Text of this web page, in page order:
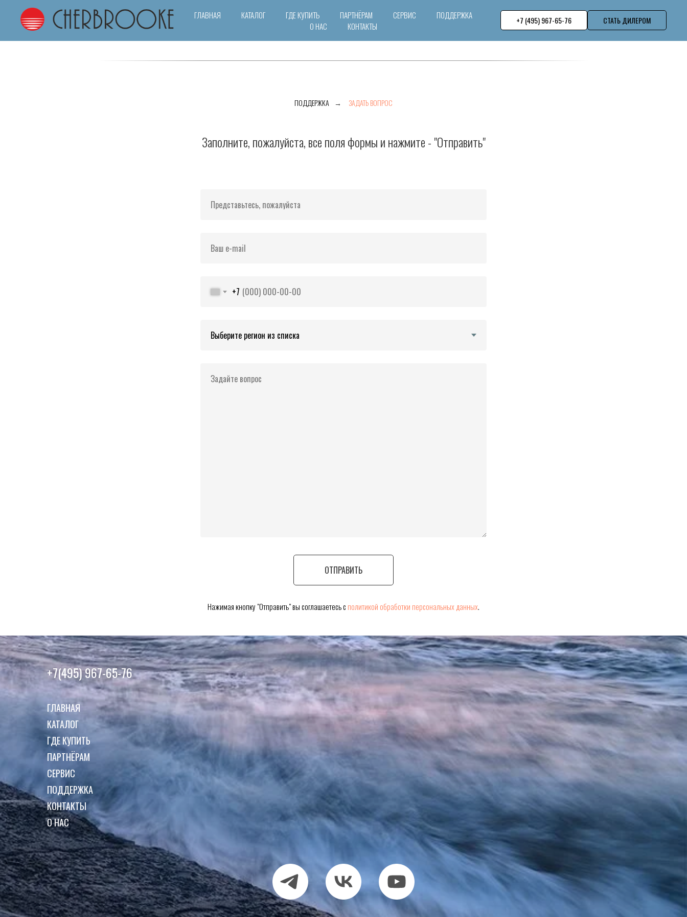
ГЛАВНАЯ КАТАЛОГ ГДЕ КУПИТЬ ПАРТНЁРАМ СЕРВИС
ПОДДЕРЖКА
О НАС
КОНТАКТЫ
+7 (495) 967-65-76 СТАТЬ ДИЛЕРОМ
ПОДДЕРЖКА → ЗАДАТЬ ВОПРОС
Заполните, пожалуйста, все поля формы и нажмите - "Отправить"
Представьтесь, пожалуйста
Ваш e-mail
+7
Задайте вопрос
ОТПРАВИТЬ
Нажимая кнопку "Отправить" вы соглашаетесь с политикой обработки персональных данных.
+7(495) 967-65-76
ГЛАВНАЯ
КАТАЛОГ
ГДЕ КУПИТЬ
ПАРТНЁРАМ
СЕРВИС
ПОДДЕРЖКА
КОНТАКТЫ
О НАС